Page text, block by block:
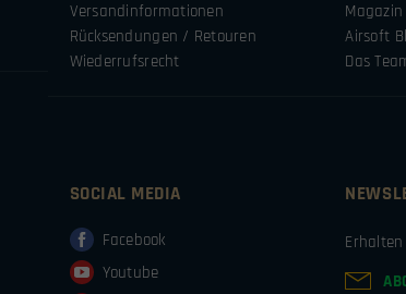
Versandinformationen
Rücksendungen / Retouren
Wiederrufsrecht
Airsoft
Das
SOCIAL MEDIA
Facebook
Youtube